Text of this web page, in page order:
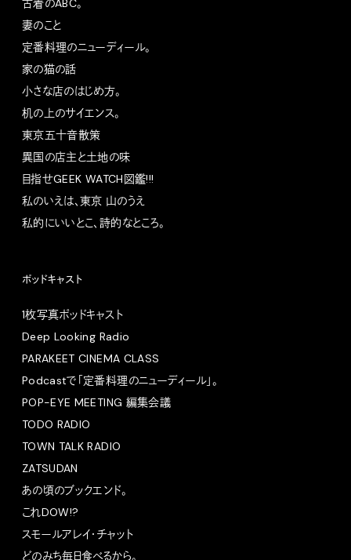
古着のABC。
妻のこと
定番料理のニューディール。
家の猫の話
小さな店のはじめ方。
机の上のサイエンス。
東京五十音散策
異国の店主と土地の味
目指せGEEK WATCH図鑑!!!
私のいえは、東京 山のうえ
私的にいいとこ、詩的なところ。
ポッドキャスト
1枚写真ポッドキャスト
Deep Looking Radio
PARAKEET CINEMA CLASS
Podcastで「定番料理のニューディール」。
POP-EYE MEETING 編集会議
TODO RADIO
TOWN TALK RADIO
ZATSUDAN
あの頃のブックエンド。
これDOW!?
スモールアレイ・チャット
どのみち毎日食べるから。